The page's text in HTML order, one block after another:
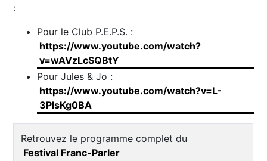
:
Pour le Club P.E.P.S. :
https://www.youtube.com/watch?
v=wAVzLcSQBtY
Pour Jules & Jo :
https://www.youtube.com/watch?v=L-
3PIsKg0BA
Retrouvez le programme complet du
Festival Franc-Parler